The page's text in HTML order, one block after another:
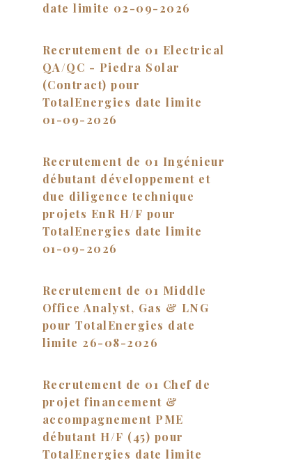
date limite 02-09-2026
Recrutement de 01 Electrical
QA/QC - Piedra Solar
(Contract) pour
TotalEnergies date limite
01-09-2026
Recrutement de 01 Ingénieur
débutant développement et
due diligence technique
projets EnR H/F pour
TotalEnergies date limite
01-09-2026
Recrutement de 01 Middle
Office Analyst, Gas & LNG
pour TotalEnergies date
limite 26-08-2026
Recrutement de 01 Chef de
projet financement &
accompagnement PME
débutant H/F (45) pour
TotalEnergies date limite